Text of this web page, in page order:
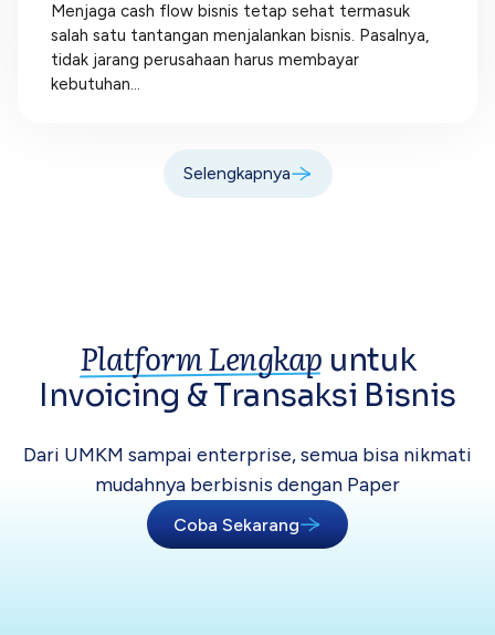
Menjaga cash flow bisnis tetap sehat termasuk
salah satu tantangan menjalankan bisnis. Pasalnya,
tidak jarang perusahaan harus membayar
kebutuhan...
Selengkapnya
Platform Lengkap untuk
Invoicing &Transaksi Bisnis
Dari UMKM sampai enterprise, semua bisa nikmati
mudahnya berbisnis dengan Paper
Coba Sekarang